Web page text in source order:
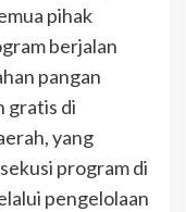
pihak
berjalan
pangan
gratis di
yang
program di
pengelolaan